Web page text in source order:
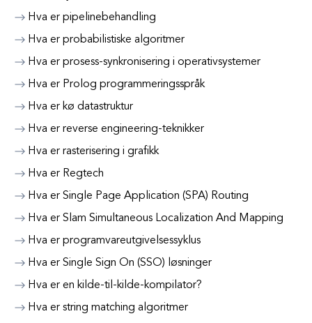
Hva er pipelinebehandling
Hva er probabilistiske algoritmer
Hva er prosess-synkronisering i operativsystemer
Hva er Prolog programmeringsspråk
Hva er kø datastruktur
Hva er reverse engineering-teknikker
Hva er rasterisering i grafikk
Hva er Regtech
Hva er Single Page Application (SPA) Routing
Hva er Slam Simultaneous Localization And Mapping
Hva er programvareutgivelsessyklus
Hva er Single Sign On (SSO) løsninger
Hva er en kilde-til-kilde-kompilator?
Hva er string matching algoritmer